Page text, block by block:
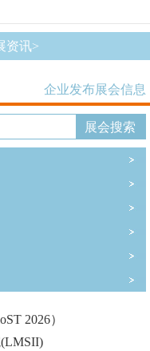
资讯>
企业发布展会信息
2026）